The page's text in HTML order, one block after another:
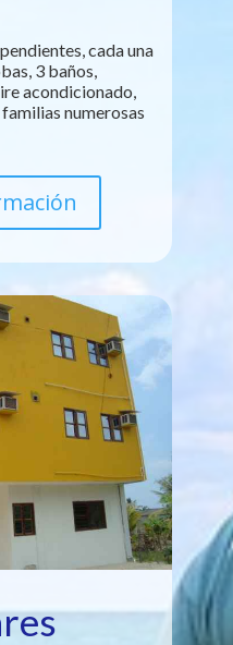
cada una
3 baños,
acondicionado,
numerosas